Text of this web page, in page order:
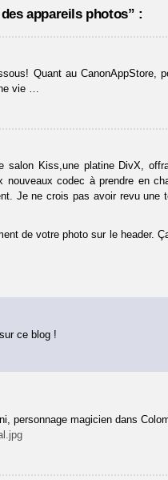
appareils photos” :
Quant au CanonAppStore,
vie …
Kiss,une platine DivX,
codec à prendre en
Je ne crois pas avoir revu
de votre photo sur le header.
ce blog !
personnage magicien dans